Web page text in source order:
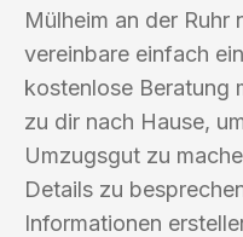
Mülheim an der Ruhr
vereinbare einfach
kostenlose Beratung
zu dir nach Hause,
Umzugsgut zu
Details zu
Informationen